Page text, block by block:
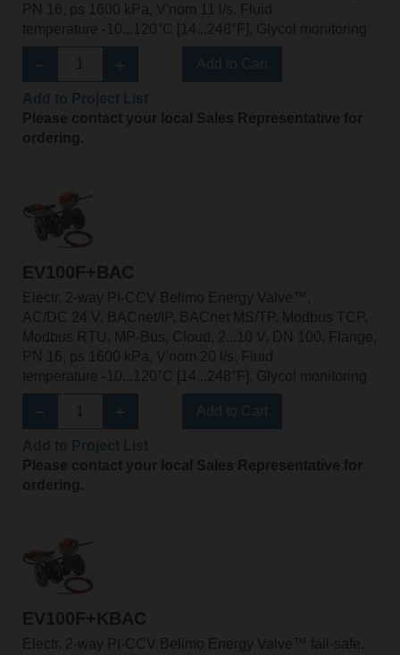
PN 16, ps 1600 kPa, V'nom 11 l/s, Fluid
temperature -10...120°C [14...248°F], Glycol monitoring
Please contact your local Sales Representative for
ordering.
EV100F+BAC
Electr. 2-way PI-CCV Belimo Energy Valve™,
AC/DC 24 V, BACnet/IP, BACnet MS/TP, Modbus TCP,
Modbus RTU, MP-Bus, Cloud, 2...10 V, DN 100, Flange,
PN 16, ps 1600 kPa, V'nom 20 l/s, Fluid
temperature -10...120°C [14...248°F], Glycol monitoring
Please contact your local Sales Representative for
ordering.
EV100F+KBAC
Electr. 2-way PI-CCV Belimo Energy Valve™ fail-safe,